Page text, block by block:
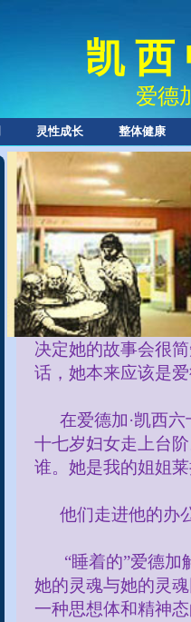
灵性成长 整体健康
凯 西
爱德
我分享的这个前
魂的系列故事，而
由于莱拉·凯西（
决定她的故事会很
话，她本来应该是
在爱德加·凯西
十七岁妇女走上台
谁。她是我的姐姐
他们走进他的办
“睡着的”爱德
她的灵魂与她的灵
一种思想体和精神